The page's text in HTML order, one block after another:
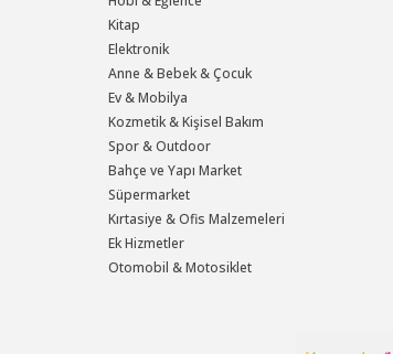
Kitap
Elektronik
Anne & Bebek & Çocuk
Ev & Mobilya
Kozmetik & Kişisel Bakım
Spor & Outdoor
Bahçe ve Yapı Market
Süpermarket
Kırtasiye & Ofis Malzemeleri
Ek Hizmetler
Otomobil & Motosiklet